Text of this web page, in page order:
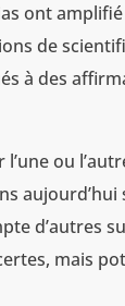
ont amplifié
de
à des
ou
aujourd’hui
d’autres
mais